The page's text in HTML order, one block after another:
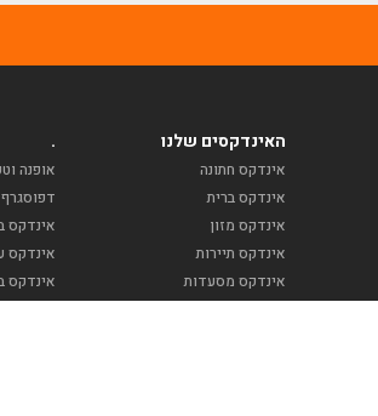
.
אופנה
דפוסגרף
אינדקס
אינדקס
אינדקס
האינדקסים שלנו
אינדקס חתונה
אינדקס ברית
אינדקס מזון
אינדקס תיירות
אינדקס מסעדות